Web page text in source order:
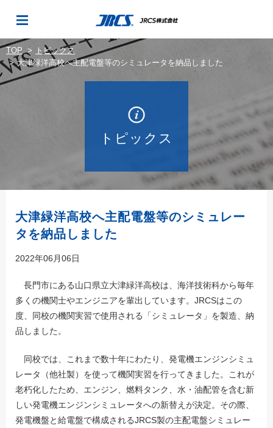
TOP
トピックス
大津緑洋高校へ主配電盤等のシミュレータを納品しました
トピックス
大津緑洋高校へ主配電盤等のシミュレー
タを納品しました
2022年06月06日
長門市にある山口県立大津緑洋高校は、海洋技術科から毎年
多くの機関士やエンジニアを輩出しています。JRCSはこの
度、同校の機関実習で使用される「シミュレータ」を製造、納
品しました。
同校では、これまで数十年にわたり、発電機エンジンシミュ
レータ（他社製）を使って機関実習を行ってきました。これが
老朽化したため、エンジン、燃料タンク、水・油配管を含む新
しい発電機エンジンシミュレータへの新替えが決定。その際、
発電機盤と給電盤で構成されるJRCS製の主配電盤シミュレー